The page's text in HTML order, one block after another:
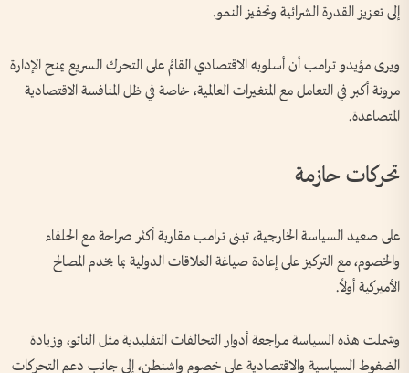
إلى تعزيز القدرة الشرائية وتحفيز النمو.
ويرى مؤيدو ترامب أن أسلوبه الاقتصادي القائم على التحرك السريع يمنح الإدارة
مرونة أكبر في التعامل مع المتغيرات العالمية، خاصة في ظل المنافسة الاقتصادية
المتصاعدة.
تحركات حازمة
على صعيد السياسة الخارجية، تبنى ترامب مقاربة أكثر صراحة مع الحلفاء
والخصوم، مع التركيز على إعادة صياغة العلاقات الدولية بما يخدم المصالح
الأميركية أولاً.
وشملت هذه السياسة مراجعة أدوار التحالفات التقليدية مثل الناتو، وزيادة
الضغوط السياسية والاقتصادية على خصوم واشنطن، إلى جانب دعم التحركات